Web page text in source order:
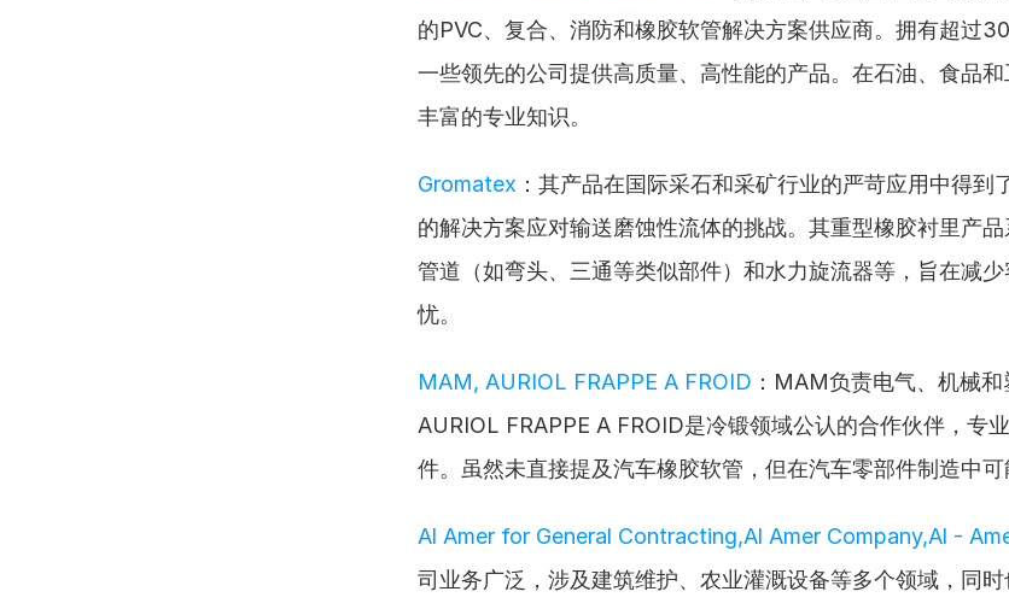
的PVC、复合、消防和橡胶软管解决方案供应商。拥有超过
一些领先的公司提供高质量、高性能的产品。在石油、食品
丰富的专业知识。
Gromatex ：其产品在国际采石和采矿行业的严苛应用中得到
的解决方案应对输送磨蚀性流体的挑战。其重型橡胶衬里产品
管道（如弯头、三通等类似部件）和水力旋流器等，旨在减
忧。
MAM, AURIOL FRAPPE A FROID ：MAM负责电气、机械和
AURIOL FRAPPE A FROID是冷锻领域公认的合作伙伴，专
件。虽然未直接提及汽车橡胶软管，但在汽车零部件制造中可
Al Amer for General Contracting,Al Amer Company,Al -
司业务广泛，涉及建筑维护、农业灌溉设备等多个领域，同